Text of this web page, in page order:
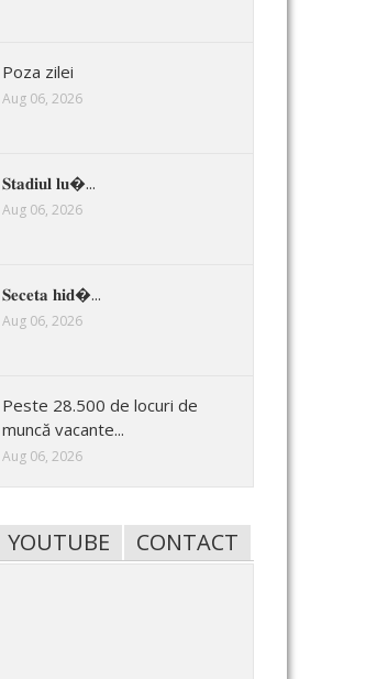
Poza zilei
Aug 06, 2026
𝐒𝐭𝐚𝐝𝐢𝐮𝐥 𝐥𝐮�...
Aug 06, 2026
𝐒𝐞𝐜𝐞𝐭𝐚 𝐡𝐢𝐝�...
Aug 06, 2026
Peste 28.500 de locuri de
muncă vacante...
Aug 06, 2026
YOUTUBE CONTACT